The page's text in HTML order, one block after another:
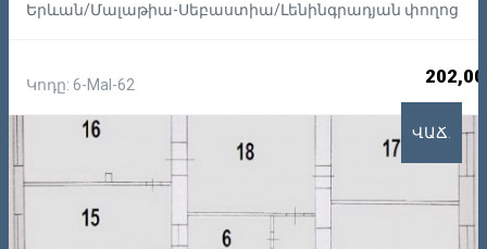
Երևան/Մալաթիա-Սեբաստիա/Լենինգրադյան փողոց
Կոդը: 6-Mal-62
ՎԱՃ.